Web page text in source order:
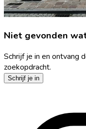
Niet gevonden
Schrijf je in en ontvang
zoekopdracht.
Schrijf je in